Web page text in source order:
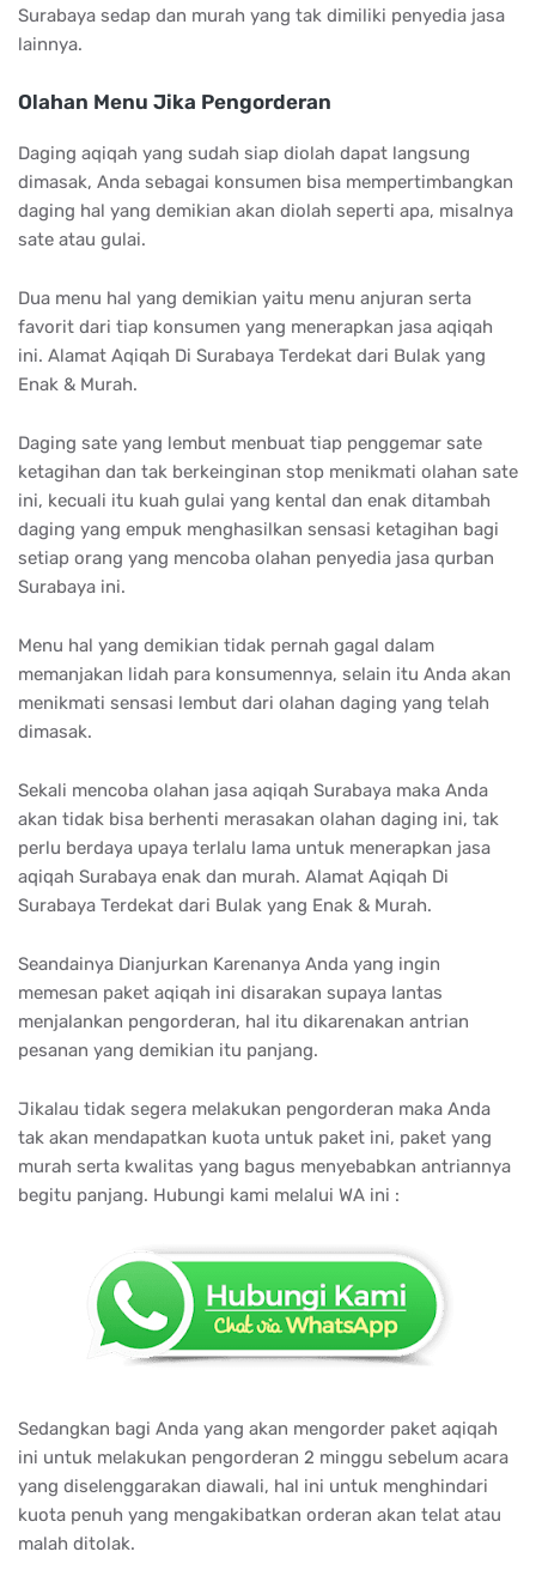
Surabaya sedap dan murah yang tak dimiliki penyedia jasa
lainnya.
Olahan Menu Jika Pengorderan
Daging aqiqah yang sudah siap diolah dapat langsung
dimasak, Anda sebagai konsumen bisa mempertimbangkan
daging hal yang demikian akan diolah seperti apa, misalnya
sate atau gulai.
Dua menu hal yang demikian yaitu menu anjuran serta
favorit dari tiap konsumen yang menerapkan jasa aqiqah
ini. Alamat Aqiqah Di Surabaya Terdekat dari Bulak yang
Enak & Murah.
Daging sate yang lembut menbuat tiap penggemar sate
ketagihan dan tak berkeinginan stop menikmati olahan sate
ini, kecuali itu kuah gulai yang kental dan enak ditambah
daging yang empuk menghasilkan sensasi ketagihan bagi
setiap orang yang mencoba olahan penyedia jasa qurban
Surabaya ini.
Menu hal yang demikian tidak pernah gagal dalam
memanjakan lidah para konsumennya, selain itu Anda akan
menikmati sensasi lembut dari olahan daging yang telah
dimasak.
Sekali mencoba olahan jasa aqiqah Surabaya maka Anda
akan tidak bisa berhenti merasakan olahan daging ini, tak
perlu berdaya upaya terlalu lama untuk menerapkan jasa
aqiqah Surabaya enak dan murah. Alamat Aqiqah Di
Surabaya Terdekat dari Bulak yang Enak & Murah.
Seandainya Dianjurkan Karenanya Anda yang ingin
memesan paket aqiqah ini disarakan supaya lantas
menjalankan pengorderan, hal itu dikarenakan antrian
pesanan yang demikian itu panjang.
Jikalau tidak segera melakukan pengorderan maka Anda
tak akan mendapatkan kuota untuk paket ini, paket yang
murah serta kwalitas yang bagus menyebabkan antriannya
begitu panjang. Hubungi kami melalui WA ini :
Sedangkan bagi Anda yang akan mengorder paket aqiqah
ini untuk melakukan pengorderan 2 minggu sebelum acara
yang diselenggarakan diawali, hal ini untuk menghindari
kuota penuh yang mengakibatkan orderan akan telat atau
malah ditolak.